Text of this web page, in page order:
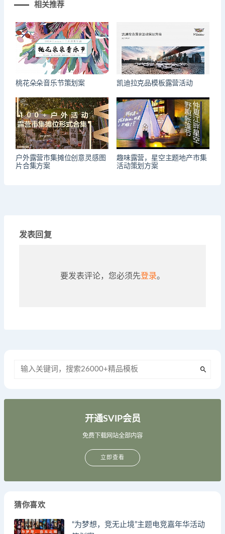
相关推荐
桃花朵朵音乐节策划案 凯迪拉克品模板露营活动
户外露营市集摊位创意灵感图
片合集方案
趣味露营，星空主题地产市集
活动策划方案
发表回复
要发表评论，您必须先登录。
开通SVIP会员
免费下载网站全部内容
立即查看
猜你喜欢
“为梦想，竞无止境”主题电竞嘉年华活动